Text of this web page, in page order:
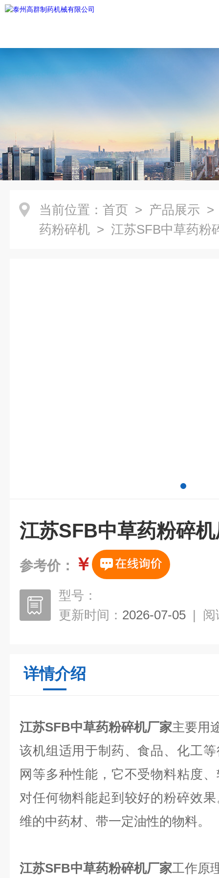
当前位置： 首页 > 产品展示
药粉碎机 > 江苏SFB中草药粉
江苏SFB中草药粉碎
参考价： ￥
型号：
更新时间： 2026-07-05 | 阅
详情介绍
江苏SFB中草药粉碎机厂家主要用
该机组适用于制药、食品、化工
网等多种性能，它不受物料粘度
对任何物料能起到较好的粉碎效
维的中药材、带一定油性的物料。
江苏SFB中草药粉碎机厂家工作原